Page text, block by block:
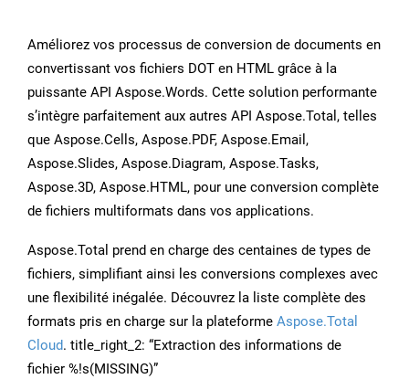
Améliorez vos processus de conversion de documents en
convertissant vos fichiers DOT en HTML grâce à la
puissante API Aspose.Words. Cette solution performante
s’intègre parfaitement aux autres API Aspose.Total, telles
que Aspose.Cells, Aspose.PDF, Aspose.Email,
Aspose.Slides, Aspose.Diagram, Aspose.Tasks,
Aspose.3D, Aspose.HTML, pour une conversion complète
de fichiers multiformats dans vos applications.
Aspose.Total prend en charge des centaines de types de
fichiers, simplifiant ainsi les conversions complexes avec
une flexibilité inégalée. Découvrez la liste complète des
formats pris en charge sur la plateforme Aspose.Total
Cloud. title_right_2: “Extraction des informations de
fichier %!s(MISSING)”